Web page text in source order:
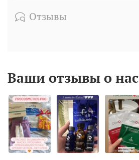
Отзывы
Ваши отзывы о нас